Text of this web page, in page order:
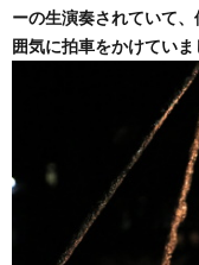
ーの生演奏されていて
囲気に拍車をかけていま